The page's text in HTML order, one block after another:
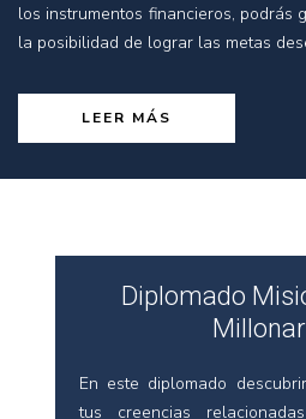
los instrumentos financieros, podrás
la posibilidad de lograr las metas
LEER MÁS
Diplomado
En este diplomado
tus creencias